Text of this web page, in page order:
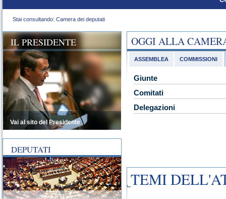
Stai consultando: Camera dei deputati
OGGI ALLA
ASSEMBLEA COMMISSIONI
Giunte
Comitati
Delegazioni
TEMI
IL PRESIDENTE
Vai al sito del Presidente
DEPUTATI